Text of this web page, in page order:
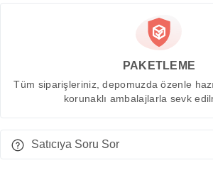
PAKETLEME
Tüm siparişleriniz, depomuzda özenle
korunaklı ambalajlarla sevk
Satıcıya Soru Sor